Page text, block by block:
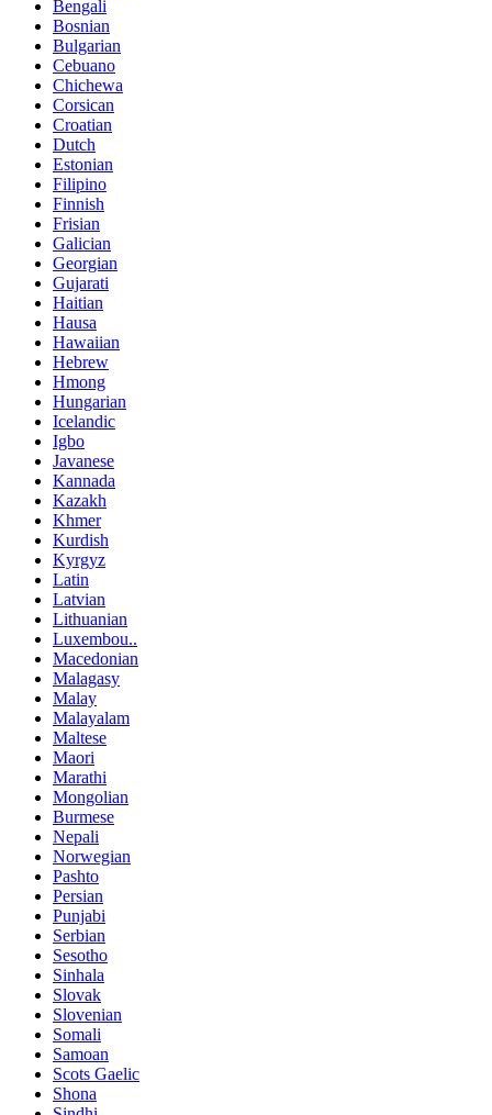
Bengali
Bosnian
Bulgarian
Cebuano
Chichewa
Corsican
Croatian
Dutch
Estonian
Filipino
Finnish
Frisian
Galician
Georgian
Gujarati
Haitian
Hausa
Hawaiian
Hebrew
Hmong
Hungarian
Icelandic
Igbo
Javanese
Kannada
Kazakh
Khmer
Kurdish
Kyrgyz
Latin
Latvian
Lithuanian
Luxembou..
Macedonian
Malagasy
Malay
Malayalam
Maltese
Maori
Marathi
Mongolian
Burmese
Nepali
Norwegian
Pashto
Persian
Punjabi
Serbian
Sesotho
Sinhala
Slovak
Slovenian
Somali
Samoan
Scots Gaelic
Shona